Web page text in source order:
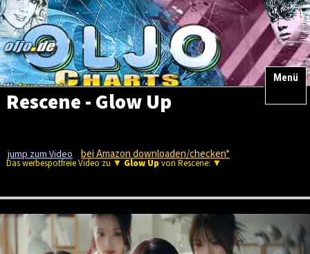
Menü
Rescene - Glow Up
jump zum Video bei Amazon downloaden/checken*
Das werbespotfreie Video zu ▼ Glow Upvon Rescene: ▼